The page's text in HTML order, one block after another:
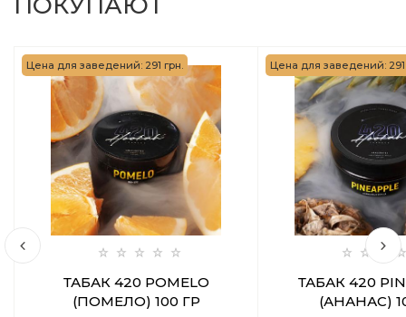
Цена для заведений: 291 грн.
ТАБАК 420 POMELO
(ПОМЕЛО) 100 ГР
Цена для заведений: 291
ТАБАК 420
(АНАНАС)